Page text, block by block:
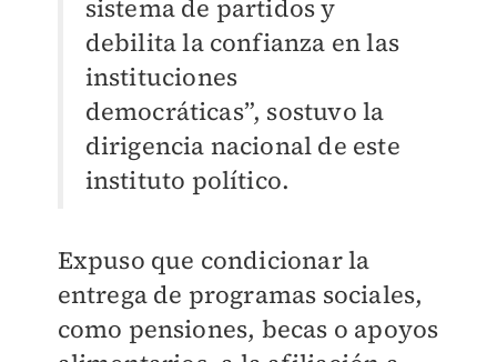
sistema de partidos y
debilita la confianza en las
instituciones
democráticas”, sostuvo la
dirigencia nacional de este
instituto político.
Expuso que condicionar la
entrega de programas sociales,
como pensiones, becas o apoyos